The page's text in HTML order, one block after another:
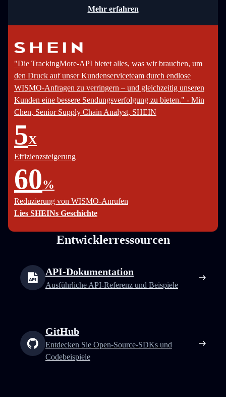
Mehr erfahren
"Die TrackingMore-API bietet alles, was wir brauchen, um
den Druck auf unser Kundenserviceteam durch endlose
WISMO-Anfragen zu verringern – und gleichzeitig unseren
Kunden eine bessere Sendungsverfolgung zu bieten." - Min
Chen, Senior Supply Chain Analyst, SHEIN
5X
Effizienzsteigerung
60%
Reduzierung von WISMO-Anrufen
Lies SHEINs Geschichte
Entwicklerressourcen
API-Dokumentation
Ausführliche API-Referenz und Beispiele
GitHub
Entdecken Sie Open-Source-SDKs und
Codebeispiele